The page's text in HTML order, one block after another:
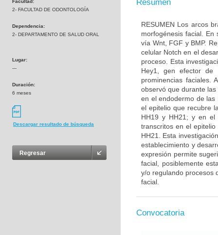
Facultad:
2- FACULTAD DE ODONTOLOGÍA
Dependencia:
2- DEPARTAMENTO DE SALUD ORAL
Lugar:
---
Duración:
6 meses
Descargar resultado de búsqueda
Regresar
Resumen
RESUMEN Los arcos
morfogénesis facial. En
vía Wnt, FGF y BMP.
celular Notch en el
proceso. Esta
Hey1, gen efector
prominencias faciales.
observó que durante
en el endodermo de las
el epitelio que recubre
HH19 y HH21; y en el
transcritos en el
HH21. Esta
establecimiento y
expresión permite
facial, posiblemente
y/o regulando procesos
facial.
Convocatoria